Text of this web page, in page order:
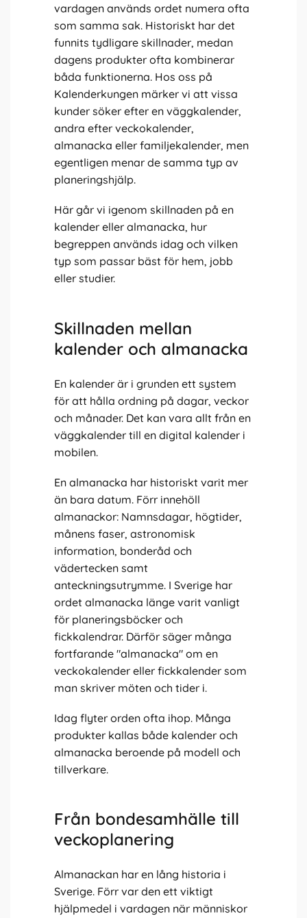
vardagen används ordet numera ofta
som samma sak. Historiskt har det
funnits tydligare skillnader, medan
dagens produkter ofta kombinerar
båda funktionerna. Hos oss på
Kalenderkungen märker vi att vissa
kunder söker efter en väggkalender,
andra efter veckokalender,
almanacka eller familjekalender, men
egentligen menar de samma typ av
planeringshjälp.
Här går vi igenom skillnaden på en
kalender eller almanacka, hur
begreppen används idag och vilken
typ som passar bäst för hem, jobb
eller studier.
Skillnaden mellan
kalender och almanacka
En kalender är i grunden ett system
för att hålla ordning på dagar, veckor
och månader. Det kan vara allt från en
väggkalender till en digital kalender i
mobilen.
En almanacka har historiskt varit mer
än bara datum. Förr innehöll
almanackor: Namnsdagar, högtider,
månens faser, astronomisk
information, bonderåd och
vädertecken samt
anteckningsutrymme. I Sverige har
ordet almanacka länge varit vanligt
för planeringsböcker och
fickkalendrar. Därför säger många
fortfarande "almanacka" om en
veckokalender eller fickkalender som
man skriver möten och tider i.
Idag flyter orden ofta ihop. Många
produkter kallas både kalender och
almanacka beroende på modell och
tillverkare.
Från bondesamhälle till
veckoplanering
Almanackan har en lång historia i
Sverige. Förr var den ett viktigt
hjälpmedel i vardagen när människor